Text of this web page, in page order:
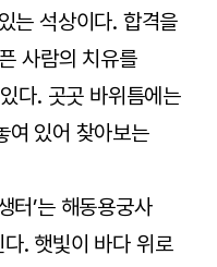
는 석상이다. 합격을
사람의 치유를
다. 곳곳 바위틈에는
여 있어 찾아보는
터’는 해동용궁사
. 햇빛이 바다 위로